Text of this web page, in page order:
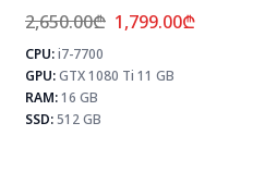
⚡ MAX FPS
CS2
133
PUBG
78
Fortnite
92
SSD 512 GB
2,650.00₾ 1,799.00₾
CPU:i7-7700
GPU:GTX 1080 Ti 11 GB
RAM:16 GB
SSD:512 GB